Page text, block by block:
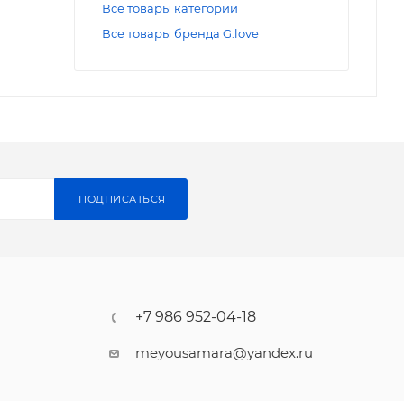
Все товары категории
Все товары бренда G.love
ПОДПИСАТЬСЯ
+7 986 952-04-18
meyousamara@yandex.ru